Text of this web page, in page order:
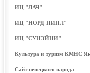
ИЦ "ЛАЧ"
ИЦ "НОРД ПИПЛ"
ИЦ "СУНЭЙНИ"
Культура и туризм КМНС
Сайт ненецкого народа